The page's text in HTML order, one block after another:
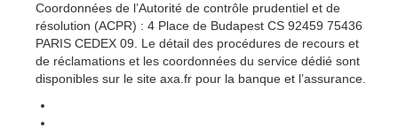
Coordonnées de l’Autorité de contrôle prudentiel et de
résolution (ACPR) : 4 Place de Budapest CS 92459 75436
PARIS CEDEX 09. Le détail des procédures de recours et
de réclamations et les coordonnées du service dédié sont
disponibles sur le site axa.fr pour la banque et l’assurance.